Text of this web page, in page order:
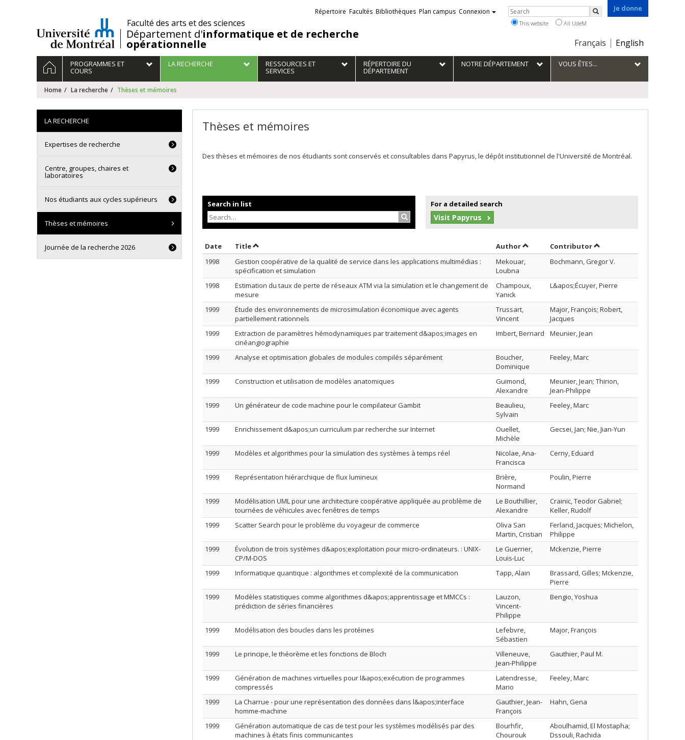
/Faculté des arts et des sciences
Département d'informatique et de recherche
opérationnelle
Je donne
Choix
la
langue
Français English
Liens
externes
Répertoire Facultés Bibliothèques Plan campus Connexion Rechercher
Search
This website All UdeM
Navigation
principale
HOMEPROGRAMMES ET
COURS
LA RECHERCHE RESSOURCES ET
SERVICES
RÉPERTOIRE DU
DÉPARTEMENT
NOTRE DÉPARTEMENT VOUS ÊTES...
Home La recherche Thèses et mémoires
Thèses et mémoires
Des thèses et mémoires de nos étudiants sont conservés et consultables dans Papyrus, le dépôt institutionnel de l'Université de Montréal.
Search in list
Search…
For a detailed search
Visit Papyrus
Date Sort by date in descending order
TitleSort by title in descending order AuthorSort by author in descending order
Contributorby contributor in
1998
Gestion coopérative de la qualité de service dans les applications multimédias :
spécification et simulation
Mekouar,
Loubna
Bochmann, Gregor V.
1998
Estimation du taux de perte de réseaux ATM via la simulation et le changement de
mesure
Champoux,
Yanick
L&apos;Écuyer, Pierre
1999
Étude des environnements de microsimulation économique avec agents
partiellement rationnels
Trussart,
Vincent
Major, François; Robert,
Jacques
1999
Extraction de paramètres hémodynamiques par traitement d&apos;images en
cinéangiographie
Imbert, Bernard Meunier, Jean
1999 Analyse et optimisation globales de modules compilés séparément
Boucher,
Dominique
Feeley, Marc
1999 Construction et utilisation de modèles anatomiques
Guimond,
Alexandre
Meunier, Jean; Thirion,
Jean-Philippe
1999
Un générateur de code machine pour le compilateur Gambit
Beaulieu,
Sylvain
Feeley, Marc
1999 Enrichissement d&apos;un curriculum par recherche sur Internet
Ouellet,
Michèle
Gecsei, Jan; Nie, Jian-Yun
1999 Modèles et algorithmes pour la simulation des systèmes à temps réel
Nicolae, Ana-
Francisca
Cerny, Eduard
1999 Représentation hiérarchique de flux lumineux
Brière,
Normand
Poulin, Pierre
1999
Modélisation UML pour une architecture coopérative appliquée au problème de
tournées de véhicules avec fenêtres de temps
Le Bouthillier,
Alexandre
Crainic, Teodor Gabriel;
Keller, Rudolf
1999
Scatter Search pour le problème du voyageur de commerce
Oliva San
Martin, Cristian
Ferland, Jacques; Michelon,
Philippe
1999
Évolution de trois systèmes d&apos;exploitation pour micro-ordinateurs. : UNIX-
CP/M-DOS
Le Guerrier,
Louis-Luc
Mckenzie, Pierre
1999 Informatique quantique : algorithmes et complexité de la communication Tapp, Alain
Brassard, Gilles; Mckenzie,
Pierre
1999
Modèles statistiques comme algorithmes d&apos;apprentissage et MMCCs :
prédiction de séries financières
Lauzon,
Vincent-
Philippe
Bengio, Yoshua
1999 Modélisation des boucles dans les protéines
Lefebvre,
Sébastien
Major, François
1999 Le principe, le théorème et les fonctions de Bloch
Villeneuve,
Jean-Philippe
Gauthier, Paul M.
1999
Génération de machines virtuelles pour l&apos;exécution de programmes
compressés
Latendresse,
Mario
Feeley, Marc
1999
La Charrue - pour une représentation des données dans l&apos;interface
homme-machine
Gauthier, Jean-
François
Hahn, Gena
1999
Génération automatique de cas de test pour les systèmes modélisés par des
machines à états finis communicantes
Bourhfir,
Chourouk
Aboulhamid, El Mostapha;
Dssouli, Rachida
LA RECHERCHE
Expertises de recherche
Centre, groupes, chaires et
laboratoires
Nos étudiants aux cycles supérieurs
Thèses et mémoires
Journée de la recherche 2026